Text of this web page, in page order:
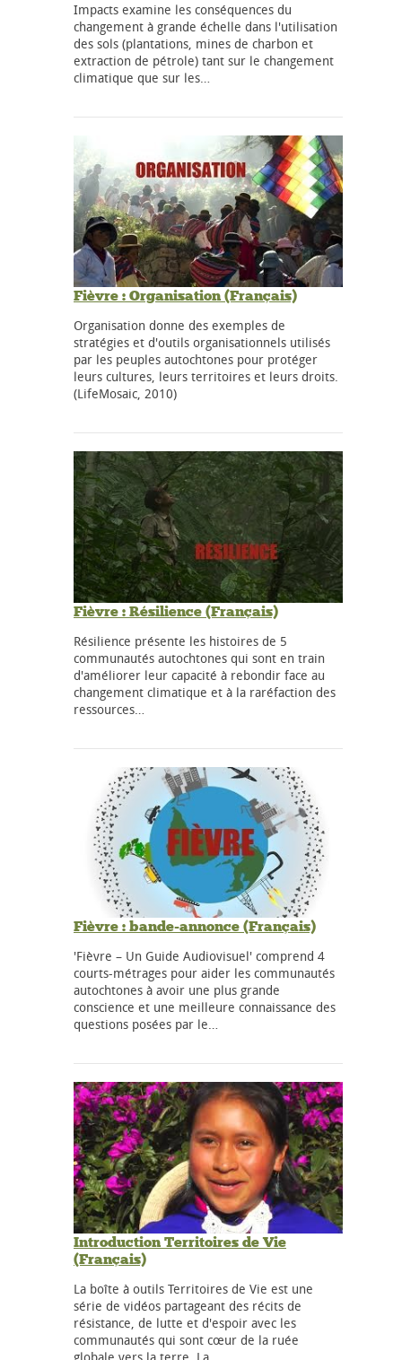
Impacts examine les conséquences du
changement à grande échelle dans l'utilisation
des sols (plantations, mines de charbon et
extraction de pétrole) tant sur le changement
climatique que sur les…
Fièvre : Organisation (Français)
Organisation donne des exemples de
stratégies et d'outils organisationnels utilisés
par les peuples autochtones pour protéger
leurs cultures, leurs territoires et leurs droits.
(LifeMosaic, 2010)
Fièvre : Résilience (Français)
Résilience présente les histoires de 5
communautés autochtones qui sont en train
d'améliorer leur capacité à rebondir face au
changement climatique et à la raréfaction des
ressources…
Fièvre : bande-annonce (Français)
'Fièvre – Un Guide Audiovisuel' comprend 4
courts-métrages pour aider les communautés
autochtones à avoir une plus grande
conscience et une meilleure connaissance des
questions posées par le…
Introduction Territoires de Vie
(Français)
La boîte à outils Territoires de Vie est une
série de vidéos partageant des récits de
résistance, de lutte et d'espoir avec les
communautés qui sont cœur de la ruée